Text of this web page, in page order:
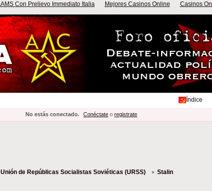
Con Prelievo Immediato Italia Mejores Casinos Online Casinos
Índice
No estás conectado. Conéctate oregistrate
Unión de Repúblicas Socialistas Soviéticas (URSS) Stalin